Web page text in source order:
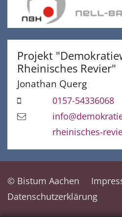
Projekt
Rheinisches Revier"
Jonathan Querg
0157-54336068
rheinisches-
© Bistum Aachen
Datenschutzerklärung